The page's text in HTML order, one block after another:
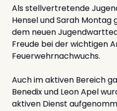
Als stellvertretende
Hensel und Sarah
dem neuen
Freude bei der wichtigen
Feuerwehrnachwuchs.
Auch im aktiven Bereich
Benedix und Leon Apel
aktiven Dienst